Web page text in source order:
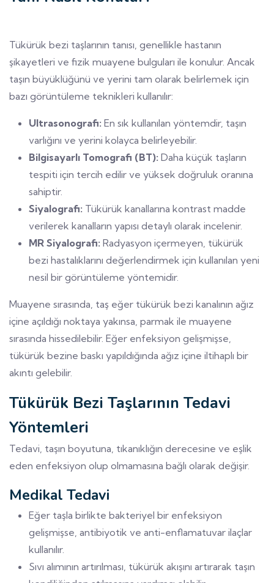
Tükürük bezi taşlarının tanısı, genellikle hastanın
şikayetleri ve fizik muayene bulguları ile konulur. Ancak
taşın büyüklüğünü ve yerini tam olarak belirlemek için
bazı görüntüleme teknikleri kullanılır:
Ultrasonografi: En sık kullanılan yöntemdir, taşın
varlığını ve yerini kolayca belirleyebilir.
Bilgisayarlı Tomografi (BT): Daha küçük taşların
tespiti için tercih edilir ve yüksek doğruluk oranına
sahiptir.
Siyalografi: Tükürük kanallarına kontrast madde
verilerek kanalların yapısı detaylı olarak incelenir.
MR Siyalografi: Radyasyon içermeyen, tükürük
bezi hastalıklarını değerlendirmek için kullanılan yeni
nesil bir görüntüleme yöntemidir.
Muayene sırasında, taş eğer tükürük bezi kanalının ağız
içine açıldığı noktaya yakınsa, parmak ile muayene
sırasında hissedilebilir. Eğer enfeksiyon gelişmişse,
tükürük bezine baskı yapıldığında ağız içine iltihaplı bir
akıntı gelebilir.
Tükürük Bezi Taşlarının Tedavi
Yöntemleri
Tedavi, taşın boyutuna, tıkanıklığın derecesine ve eşlik
eden enfeksiyon olup olmamasına bağlı olarak değişir.
Medikal Tedavi
Eğer taşla birlikte bakteriyel bir enfeksiyon
gelişmişse, antibiyotik ve anti-enflamatuvar ilaçlar
kullanılır.
Sıvı alımının artırılması, tükürük akışını artırarak taşın